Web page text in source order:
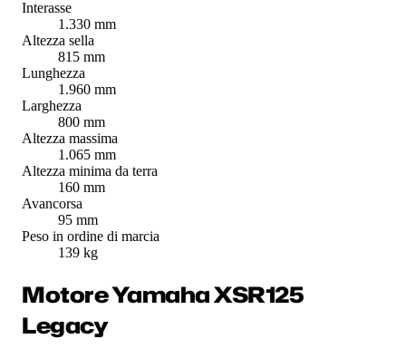
Interasse
1.330 mm
Altezza sella
815 mm
Lunghezza
1.960 mm
Larghezza
800 mm
Altezza massima
1.065 mm
Altezza minima da terra
160 mm
Avancorsa
95 mm
Peso in ordine di marcia
139 kg
Motore Yamaha XSR125
Legacy